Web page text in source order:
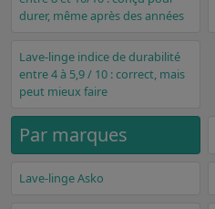
durer, même après des années
Lave-linge indice de durabilité
entre 4 à 5,9 / 10 : correct, mais
peut mieux faire
Par marques
Lave-linge Asko